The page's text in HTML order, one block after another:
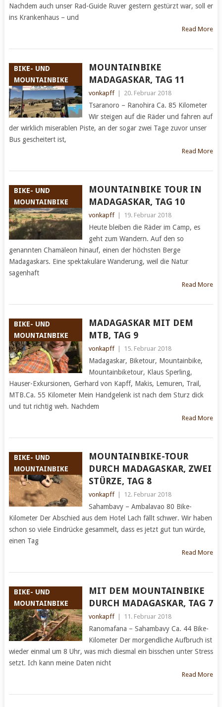
Nachdem auch unser Rad-Guide Ruver gestern gestürzt war, soll er
ins Krankenhaus – und
Read More
BIKE- UND
MOUNTAINBIKE
MOUNTAINBIKE
MADAGASKAR, TAG 11
vonkapff 20. Februar 2018
Tsaranoro – Ranohira Ca. 85 Kilometer
Wir steigen auf die Räder und fahren auf
der wirklich miserablen Piste, an der sogar zwei Tage zuvor unser
Bus gescheitert ist,
Read More
BIKE- UND
MOUNTAINBIKE
MOUNTAINBIKE TOUR IN
MADAGASKAR, TAG 10
vonkapff 19. Februar 2018
Heute bleiben die Räder im Camp, es
geht zum Wandern. Auf den so
genannten Chamäleon hinauf, einen der höchsten Berge
Madagaskars. Eine spektakuläre Wanderung, weil die Natur
sagenhaft
Read More
BIKE- UND
MOUNTAINBIKE
MADAGASKAR MIT DEM
MTB, TAG 9
vonkapff 15. Februar 2018
Madagaskar, Biketour, Mountainbike,
Mountainbiketour, Klaus Sperling,
Hauser-Exkursionen, Gerhard von Kapff, Makis, Lemuren, Trail,
MTB.Ca. 55 Kilometer Mein Handgelenk ist nach dem Sturz dick
und tut richtig weh. Nachdem
Read More
BIKE- UND
MOUNTAINBIKE
MOUNTAINBIKE-TOUR
DURCH MADAGASKAR, ZWEI
STÜRZE, TAG 8
vonkapff 12. Februar 2018
Sahambavy – Ambalavao 80 Bike-
Kilometer Der Abschied aus dem Hotel Lach fällt schwer. Wir haben
schon so viele Eindrücke gesammelt, dass es jetzt gut tun würde,
einen Tag
Read More
BIKE- UND
MOUNTAINBIKE
MIT DEM MOUNTAINBIKE
DURCH MADAGASKAR, TAG 7
vonkapff 11. Februar 2018
Ranomafana – Sahambavy Ca. 44 Bike-
Kilometer Der morgendliche Aufbruch ist
wieder einmal um 8 Uhr, was mich diesmal ein bisschen unter Stress
setzt. Ich kann meine Daten nicht
Read More